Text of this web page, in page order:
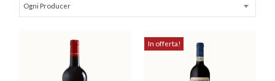
Ogni Producer
In offerta!